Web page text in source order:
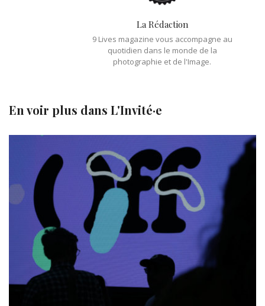
La Rédaction
9 Lives magazine vous accompagne au
quotidien dans le monde de la
photographie et de l'Image.
En voir plus dans L'Invité·e